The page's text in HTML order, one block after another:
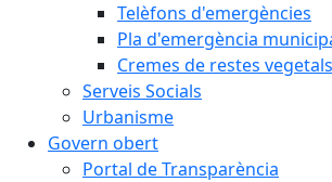
Telèfons d'emergències
Pla d'emergència
Cremes de restes vegetals
Serveis Socials
Urbanisme
Govern obert
Portal de Transparència